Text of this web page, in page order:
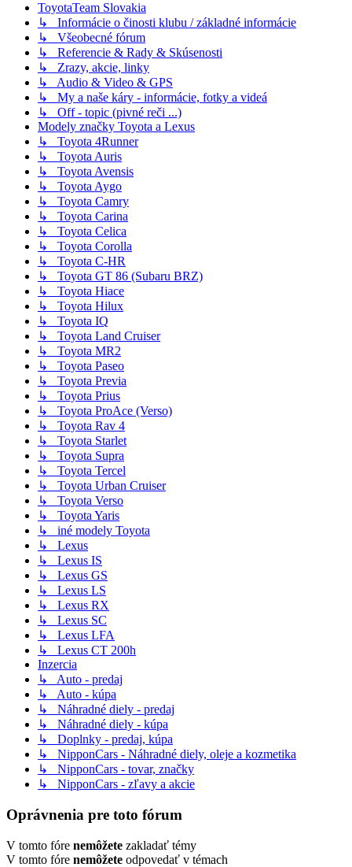
ToyotaTeam Slovakia
↳ Informácie o činosti klubu / základné informácie
↳ Všeobecné fórum
↳ Referencie & Rady & Skúsenosti
↳ Zrazy, akcie, linky
↳ Audio & Video & GPS
↳ My a naše káry - informácie, fotky a videá
↳ Off - topic (pivné reči ...)
Modely značky Toyota a Lexus
↳ Toyota 4Runner
↳ Toyota Auris
↳ Toyota Avensis
↳ Toyota Aygo
↳ Toyota Camry
↳ Toyota Carina
↳ Toyota Celica
↳ Toyota Corolla
↳ Toyota C-HR
↳ Toyota GT 86 (Subaru BRZ)
↳ Toyota Hiace
↳ Toyota Hilux
↳ Toyota IQ
↳ Toyota Land Cruiser
↳ Toyota MR2
↳ Toyota Paseo
↳ Toyota Previa
↳ Toyota Prius
↳ Toyota ProAce (Verso)
↳ Toyota Rav 4
↳ Toyota Starlet
↳ Toyota Supra
↳ Toyota Tercel
↳ Toyota Urban Cruiser
↳ Toyota Verso
↳ Toyota Yaris
↳ iné modely Toyota
↳ Lexus
↳ Lexus IS
↳ Lexus GS
↳ Lexus LS
↳ Lexus RX
↳ Lexus SC
↳ Lexus LFA
↳ Lexus CT 200h
Inzercia
↳ Auto - predaj
↳ Auto - kúpa
↳ Náhradné diely - predaj
↳ Náhradné diely - kúpa
↳ Doplnky - predaj, kúpa
↳ NipponCars - Náhradné diely, oleje a kozmetika
↳ NipponCars - tovar, značky
↳ NipponCars - zľavy a akcie
Oprávnenia pre toto fórum
V tomto fóre nemôžete zakladať témy
V tomto fóre nemôžete odpovedať v témach